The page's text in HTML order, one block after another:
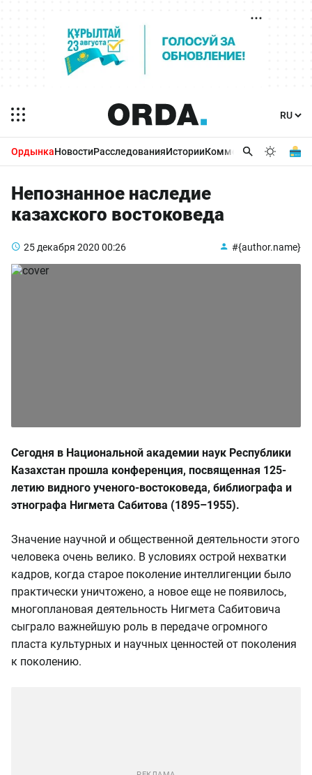
ОрдынкаНовостиРасследованияИсторииКомментарииБизнес
Непознанное наследие
казахского востоковеда
25 декабря 2020 00:26 #{author.name}
Сегодня в Национальной академии наук Республики
Казахстан прошла конференция, посвященная 125-
летию видного ученого-востоковеда, библиографа и
этнографа Нигмета Сабитова (1895–1955).
Значение научной и общественной деятельности этого
человека очень велико. В условиях острой нехватки
кадров, когда старое поколение интеллигенции было
практически уничтожено, а новое еще не появилось,
многоплановая деятельность Нигмета Сабитовича
сыграло важнейшую роль в передаче огромного
пласта культурных и научных ценностей от поколения
к поколению.